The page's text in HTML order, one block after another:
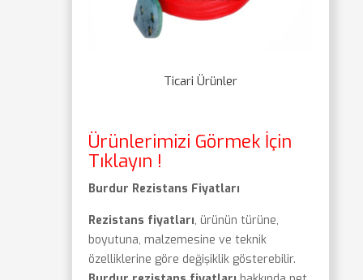
Ticari Ürünler
Ürünlerimizi Görmek İçin
Tıklayın !
Burdur Rezistans Fiyatları
Rezistans fiyatları, ürünün türüne,
boyutuna, malzemesine ve teknik
özelliklerine göre değişiklik gösterebilir.